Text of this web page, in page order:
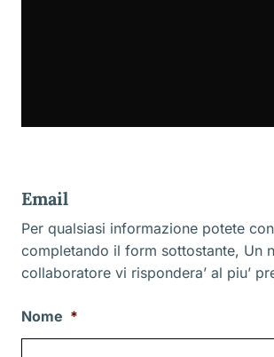
Email
Per qualsiasi informazione potete
completando il form sottostante, Un
collaboratore vi rispondera’ al piu’
Nome *